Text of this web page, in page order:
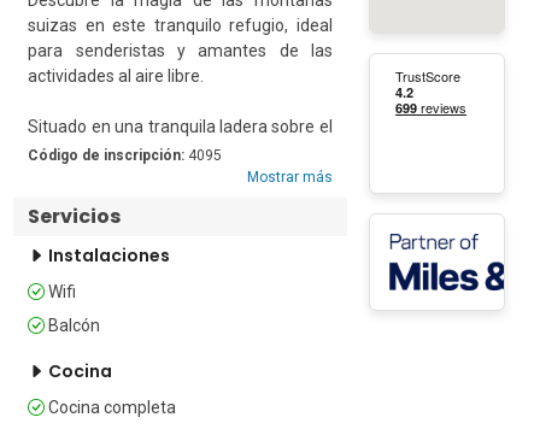
suizas en este tranquilo refugio, ideal
para senderistas y amantes de las
actividades al aire libre.
Situado en una tranquila ladera sobre el
lago de Lugano, este bonito estudio
para dos personas, recientemente
del golfo de Lugano, a lo largo del lago
Ceresio, hasta las cumbres del Monte
La propiedad está situada en una zona
edificio Liberty de tres plantas de la
década de 1920, sobre el restaurante
Código de inscripción: 4095
Mostrar más
Servicios
Instalaciones
Wifi
Balcón
Cocina
Cocina completa